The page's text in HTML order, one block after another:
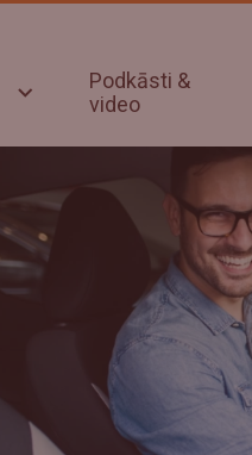
Podkāsti &
video